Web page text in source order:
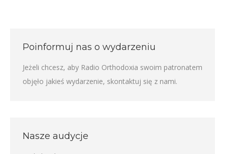
Poinformuj nas o wydarzeniu
Jeżeli chcesz, aby Radio Orthodoxia swoim patronatem
objęło jakieś wydarzenie, skontaktuj się z nami.
Nasze audycje